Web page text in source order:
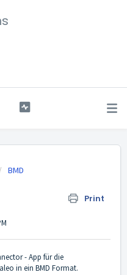
BMD
Print
- App für die
in ein BMD Format.